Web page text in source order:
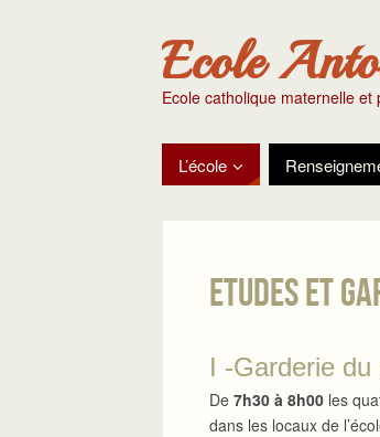
Ecole
Ecole catholique maternelle
L’école
Etudes et
I -Garderie du
De 7h30 à 8h00 les
dans les locaux de